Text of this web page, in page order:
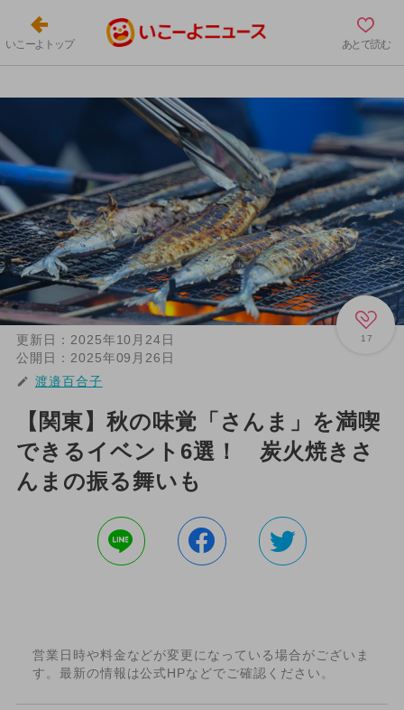
いこーよトップ あとで読む
17
更新日： 2025年10月24日
公開日： 2025年09月26日
渡邉百合子
【関東】秋の味覚「さんま」を満喫
できるイベント6選！ 炭火焼きさ
んまの振る舞いも
営業日時や料金などが変更になっている場合がございま
す。最新の情報は公式HPなどでご確認ください。